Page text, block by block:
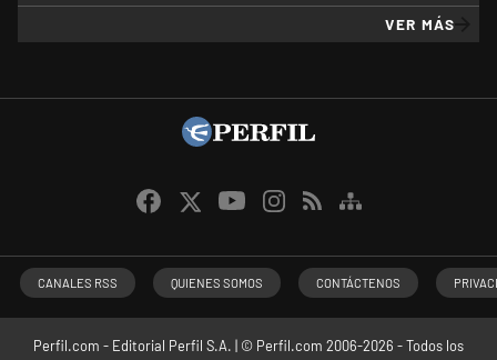
VER MÁS
CANALES RSS QUIENES SOMOS CONTÁCTENOS
Perfil.com - Editorial Perfil S.A. | © Perfil.com 2006-2026 - Todos los